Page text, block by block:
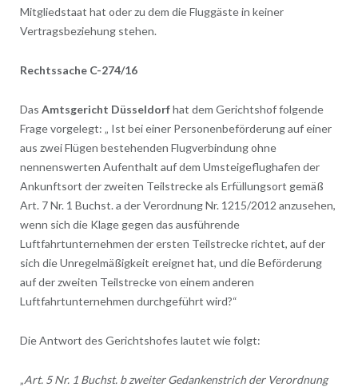
Mitgliedstaat hat oder zu dem die Fluggäste in keiner
Vertragsbeziehung stehen.
Rechtssache C-274/16
Das Amtsgericht Düsseldorfhat dem Gerichtshof folgende
Frage vorgelegt: „ Ist bei einer Personenbeförderung auf einer
aus zwei Flügen bestehenden Flugverbindung ohne
nennenswerten Aufenthalt auf dem Umsteigeflughafen der
Ankunftsort der zweiten Teilstrecke als Erfüllungsort gemäß
Art. 7 Nr. 1 Buchst. a der Verordnung Nr. 1215/2012 anzusehen,
wenn sich die Klage gegen das ausführende
Luftfahrtunternehmen der ersten Teilstrecke richtet, auf der
sich die Unregelmäßigkeit ereignet hat, und die Beförderung
auf der zweiten Teilstrecke von einem anderen
Luftfahrtunternehmen durchgeführt wird?“
Die Antwort des Gerichtshofes lautet wie folgt:
„Art. 5 Nr. 1 Buchst. b zweiter Gedankenstrich der Verordnung